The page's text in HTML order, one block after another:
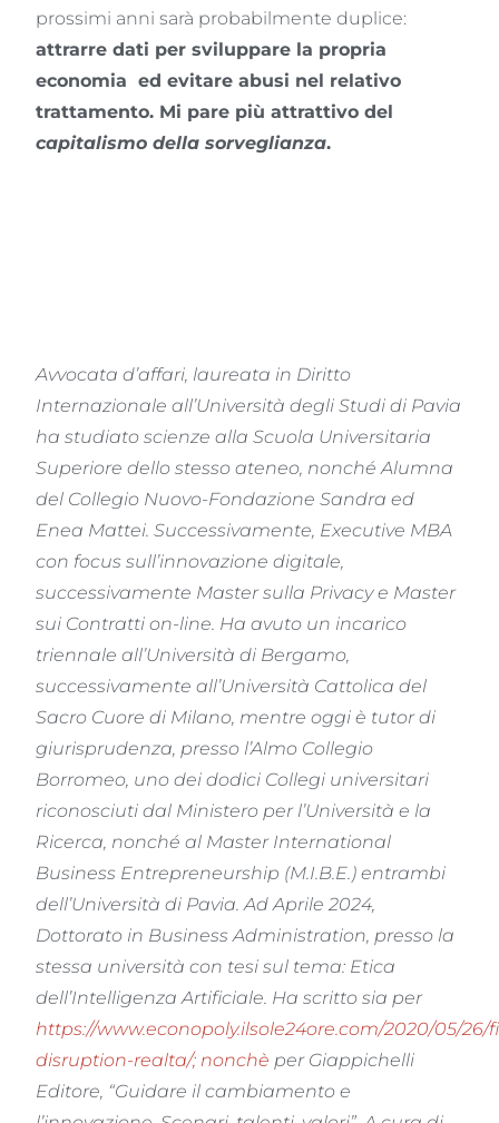
prossimi anni sarà probabilmente duplice:
attrarre dati per sviluppare la propria
economia ed evitare abusi nel relativo
trattamento. Mi pare più attrattivo del
capitalismo della sorveglianza.
Avvocata d’affari, laureata in Diritto
Internazionale all’Università degli Studi di Pavia
ha studiato scienze alla Scuola Universitaria
Superiore dello stesso ateneo, nonché Alumna
del Collegio Nuovo-Fondazione Sandra ed
Enea Mattei. Successivamente, Executive MBA
con focus sull’innovazione digitale,
successivamente Master sulla Privacy e Master
sui Contratti on-line. Ha avuto un incarico
triennale all’Università di Bergamo,
successivamente all’Università Cattolica del
Sacro Cuore di Milano, mentre oggi è tutor di
giurisprudenza, presso l’Almo Collegio
Borromeo, uno dei dodici Collegi universitari
riconosciuti dal Ministero per l’Università e la
Ricerca, nonché al Master International
Business Entrepreneurship (M.I.B.E.) entrambi
dell’Università di Pavia. Ad Aprile 2024,
Dottorato in Business Administration, presso la
stessa università con tesi sul tema: Etica
dell’Intelligenza Artificiale. Ha scritto sia per
https://www.econopoly.ilsole24ore.com/2020/05/26/
disruption-realta/; nonchè per Giappichelli
Editore, “Guidare il cambiamento e